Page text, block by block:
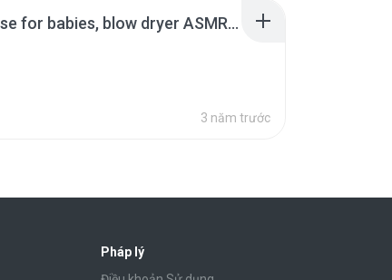
White Noise for babies, blow dryer ASMR 10 hours, relaxing video, sleep aide, hair dryer.mp4
3 năm trước
Pháp lý